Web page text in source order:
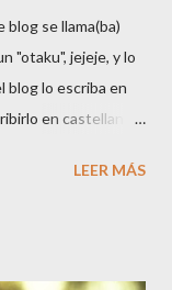
blog se llama(ba)
"otaku", jejeje, y lo
blog lo escriba en
en castellano
es la 2a
LEER MÁS